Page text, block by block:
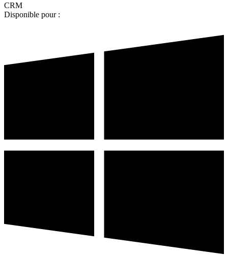
CRM
Disponible pour :